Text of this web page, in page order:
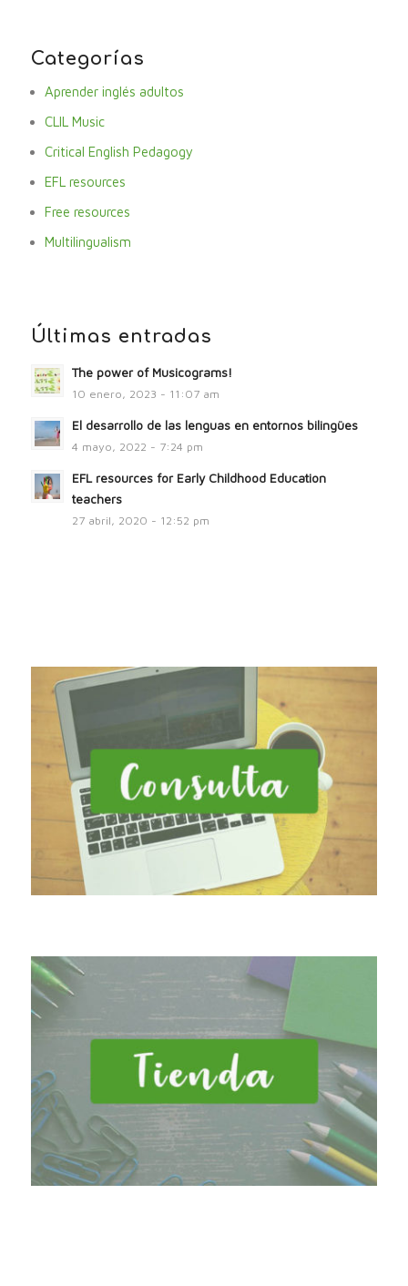
Categorías
Aprender inglés adultos
CLIL Music
Critical English Pedagogy
EFL resources
Free resources
Multilingualism
Últimas entradas
The power of Musicograms!
10 enero, 2023 - 11:07 am
El desarrollo de las lenguas en entornos bilingües
4 mayo, 2022 - 7:24 pm
EFL resources for Early Childhood Education
teachers
27 abril, 2020 - 12:52 pm